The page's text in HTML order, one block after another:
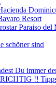
Resort
Paraiso del
schöner sind
Du immer
RICHTIG !!